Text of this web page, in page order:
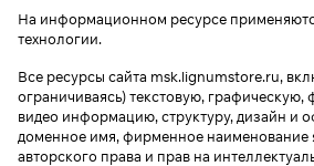
На информационном ресурсе
технологии.
Все ресурсы сайта msk.lignumstore.ru,
ограничиваясь) текстовую, графическую,
видео информацию, структуру, дизайн и
доменное имя, фирменное наименование
авторского права и прав на